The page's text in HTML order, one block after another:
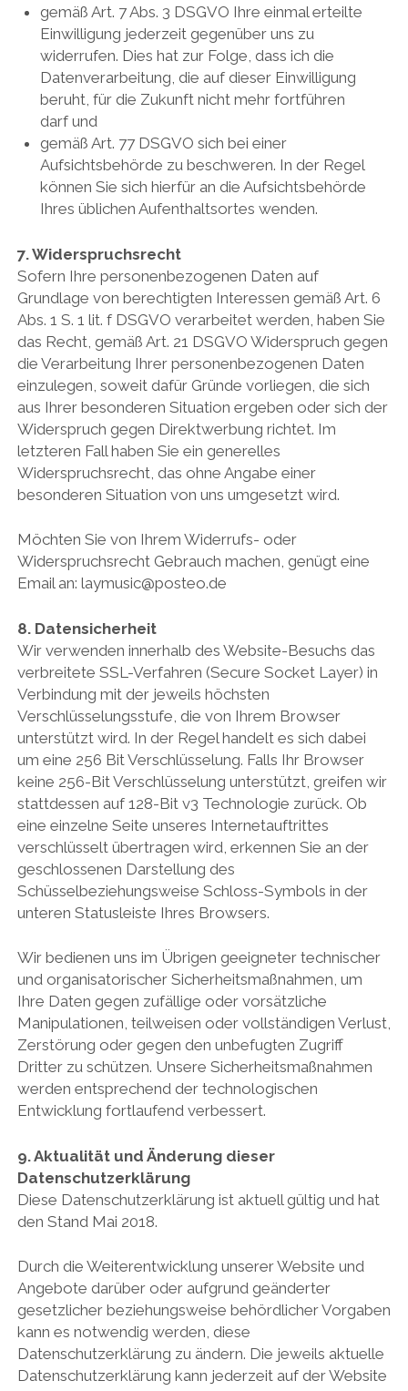
gemäß Art. 7 Abs. 3 DSGVO Ihre einmal erteilte
Einwilligung jederzeit gegenüber uns zu
widerrufen. Dies hat zur Folge, dass ich die
Datenverarbeitung, die auf dieser Einwilligung
beruht, für die Zukunft nicht mehr fortführen
darf und
gemäß Art. 77 DSGVO sich bei einer
Aufsichtsbehörde zu beschweren. In der Regel
können Sie sich hierfür an die Aufsichtsbehörde
Ihres üblichen Aufenthaltsortes wenden.
7. Widerspruchsrecht
Sofern Ihre personenbezogenen Daten auf
Grundlage von berechtigten Interessen gemäß Art. 6
Abs. 1 S. 1 lit. f DSGVO verarbeitet werden, haben Sie
das Recht, gemäß Art. 21 DSGVO Widerspruch gegen
die Verarbeitung Ihrer personenbezogenen Daten
einzulegen, soweit dafür Gründe vorliegen, die sich
aus Ihrer besonderen Situation ergeben oder sich der
Widerspruch gegen Direktwerbung richtet. Im
letzteren Fall haben Sie ein generelles
Widerspruchsrecht, das ohne Angabe einer
besonderen Situation von uns umgesetzt wird.
Möchten Sie von Ihrem Widerrufs- oder
Widerspruchsrecht Gebrauch machen, genügt eine
Email an: laymusic@posteo.de
8. Datensicherheit
Wir verwenden innerhalb des Website-Besuchs das
verbreitete SSL-Verfahren (Secure Socket Layer) in
Verbindung mit der jeweils höchsten
Verschlüsselungsstufe, die von Ihrem Browser
unterstützt wird. In der Regel handelt es sich dabei
um eine 256 Bit Verschlüsselung. Falls Ihr Browser
keine 256-Bit Verschlüsselung unterstützt, greifen wir
stattdessen auf 128-Bit v3 Technologie zurück. Ob
eine einzelne Seite unseres Internetauftrittes
verschlüsselt übertragen wird, erkennen Sie an der
geschlossenen Darstellung des
Schüsselbeziehungsweise Schloss-Symbols in der
unteren Statusleiste Ihres Browsers.
Wir bedienen uns im Übrigen geeigneter technischer
und organisatorischer Sicherheitsmaßnahmen, um
Ihre Daten gegen zufällige oder vorsätzliche
Manipulationen, teilweisen oder vollständigen Verlust,
Zerstörung oder gegen den unbefugten Zugriff
Dritter zu schützen. Unsere Sicherheitsmaßnahmen
werden entsprechend der technologischen
Entwicklung fortlaufend verbessert.
9. Aktualität und Änderung dieser
Datenschutzerklärung
Diese Datenschutzerklärung ist aktuell gültig und hat
den Stand Mai 2018.
Durch die Weiterentwicklung unserer Website und
Angebote darüber oder aufgrund geänderter
gesetzlicher beziehungsweise behördlicher Vorgaben
kann es notwendig werden, diese
Datenschutzerklärung zu ändern. Die jeweils aktuelle
Datenschutzerklärung kann jederzeit auf der Website